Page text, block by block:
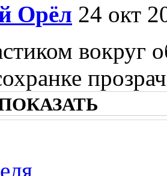
Орёл 24 окт
вокруг